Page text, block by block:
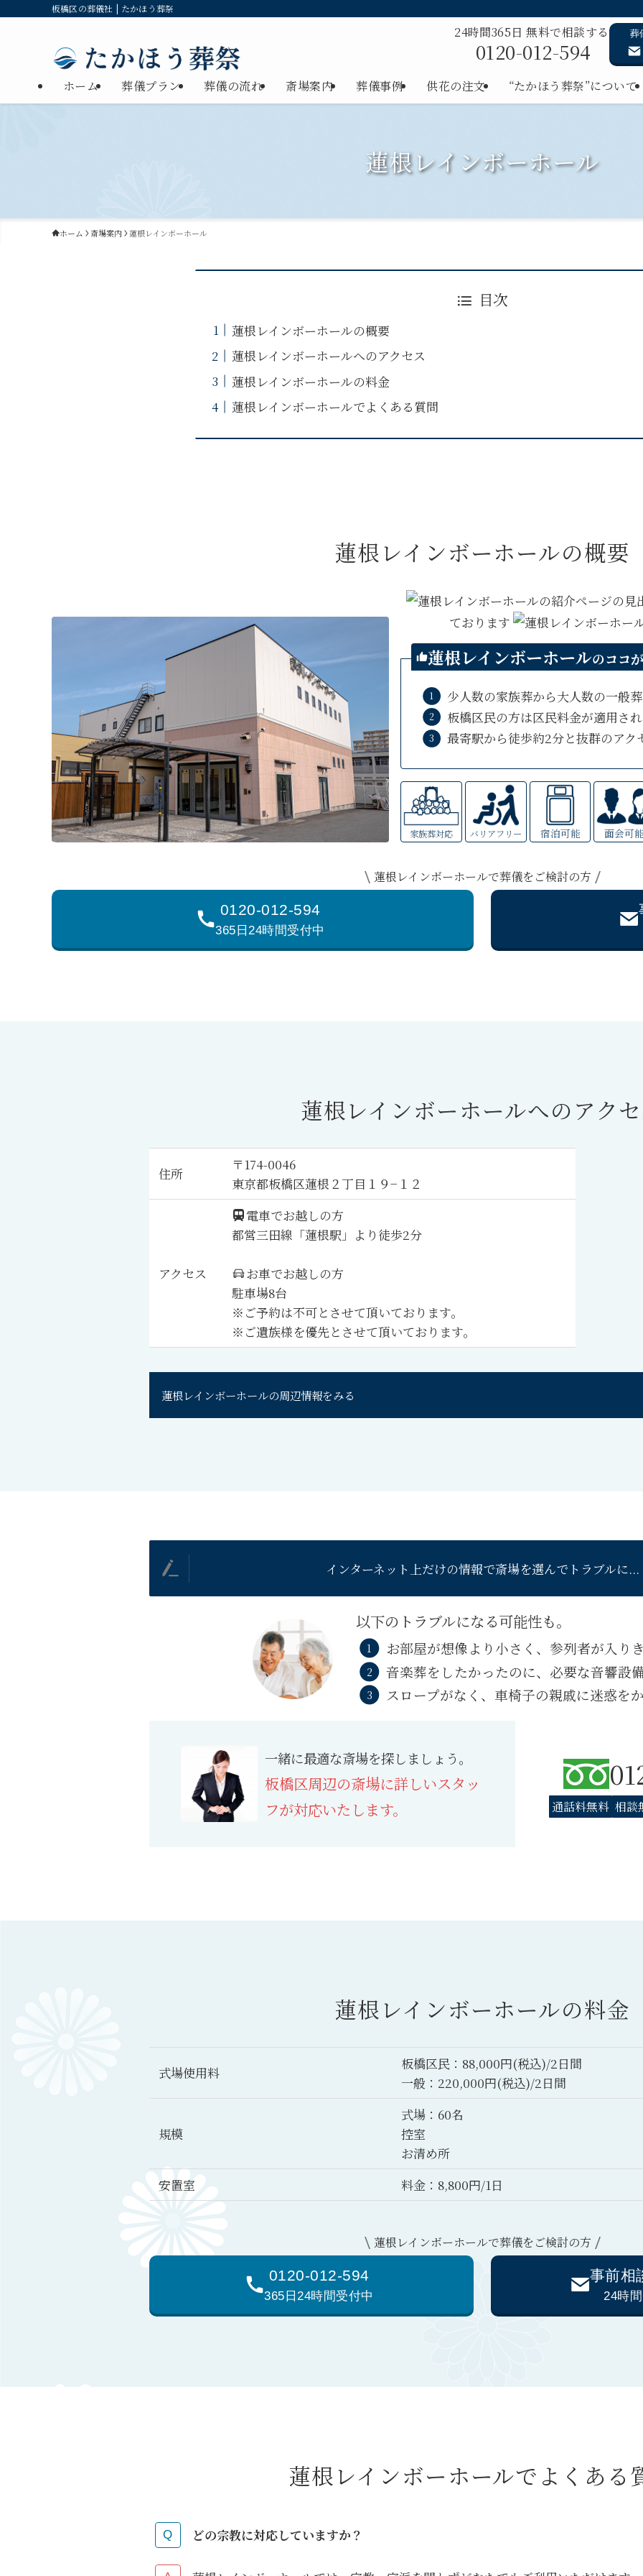
板橋区の葬儀社 | たかほう葬祭
ホーム 葬儀プラン 葬儀の流れ 斎場案内 葬儀事例 供花の注文 “たかほう葬祭”について
24時間365日 無料で相談する
0120-012-594
葬
蓮根レインボーホール
ホーム 斎場案内 蓮根レインボーホール
目次
蓮根レインボーホールの概要
蓮根レインボーホールへのアクセス
蓮根レインボーホールの料金
蓮根レインボーホールでよくある質問
蓮根レインボーホールの概要
ております
蓮根レインボーホールのココが
少人数の家族葬から大人数の一般
板橋区民の方は区民料金が適用さ
最寄駅から徒歩約2分と抜群のアク
家族葬対応 バリアフリー 宿泊可能 面会可
蓮根レインボーホールで葬儀をご検討の方
0120-012-594
365日24時間受付中
蓮根レインボーホールへのアク
住所
〒174-0046
東京都板橋区蓮根２丁目１９−１２
アクセス
電車でお越しの方
都営三田線「蓮根駅」より徒歩2分
お車でお越しの方
駐車場8台
※ご予約は不可とさせて頂いております。
※ご遺族様を優先とさせて頂いております。
蓮根レインボーホールの周辺情報をみる
インターネット上だけの情報で斎場を選んでトラブルに...
以下のトラブルになる可能性も。
お部屋が想像より小さく、参列者が入り
音楽葬をしたかったのに、必要な音響設
スロープがなく、車椅子の親戚に迷惑を
一緒に最適な斎場を探しましょう。
板橋区周辺の斎場に詳しいスタッ
フが対応いたします。 通話料無料 相談
蓮根レインボーホールの料金
式場使用料
板橋区民：88,000円(税込)/2日間
一般：220,000円(税込)/2日間
規模
式場：60名
控室
お清め所
安置室
料金：8,800円/1日
蓮根レインボーホールで葬儀をご検討の方
0120-012-594
365日24時間受付中
事前相
24時
蓮根レインボーホールで よくある
どの宗教に対応していますか？